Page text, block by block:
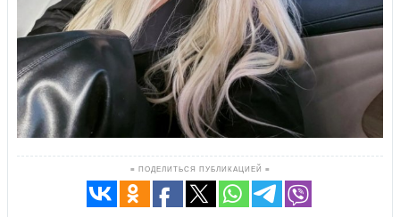
≡ ПОДЕЛИТЬСЯ ПУБЛИКАЦИЕЙ ≡